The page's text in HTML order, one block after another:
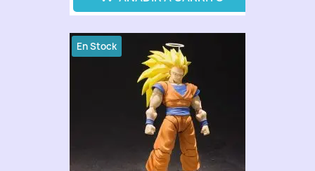
En Stock